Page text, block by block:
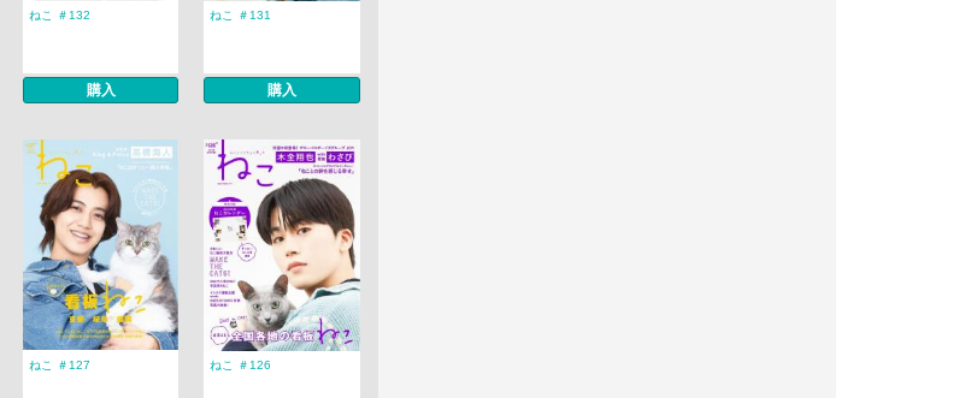
ねこ ＃132
購入
ねこ ＃131
購入
ねこ ＃127 ねこ ＃126